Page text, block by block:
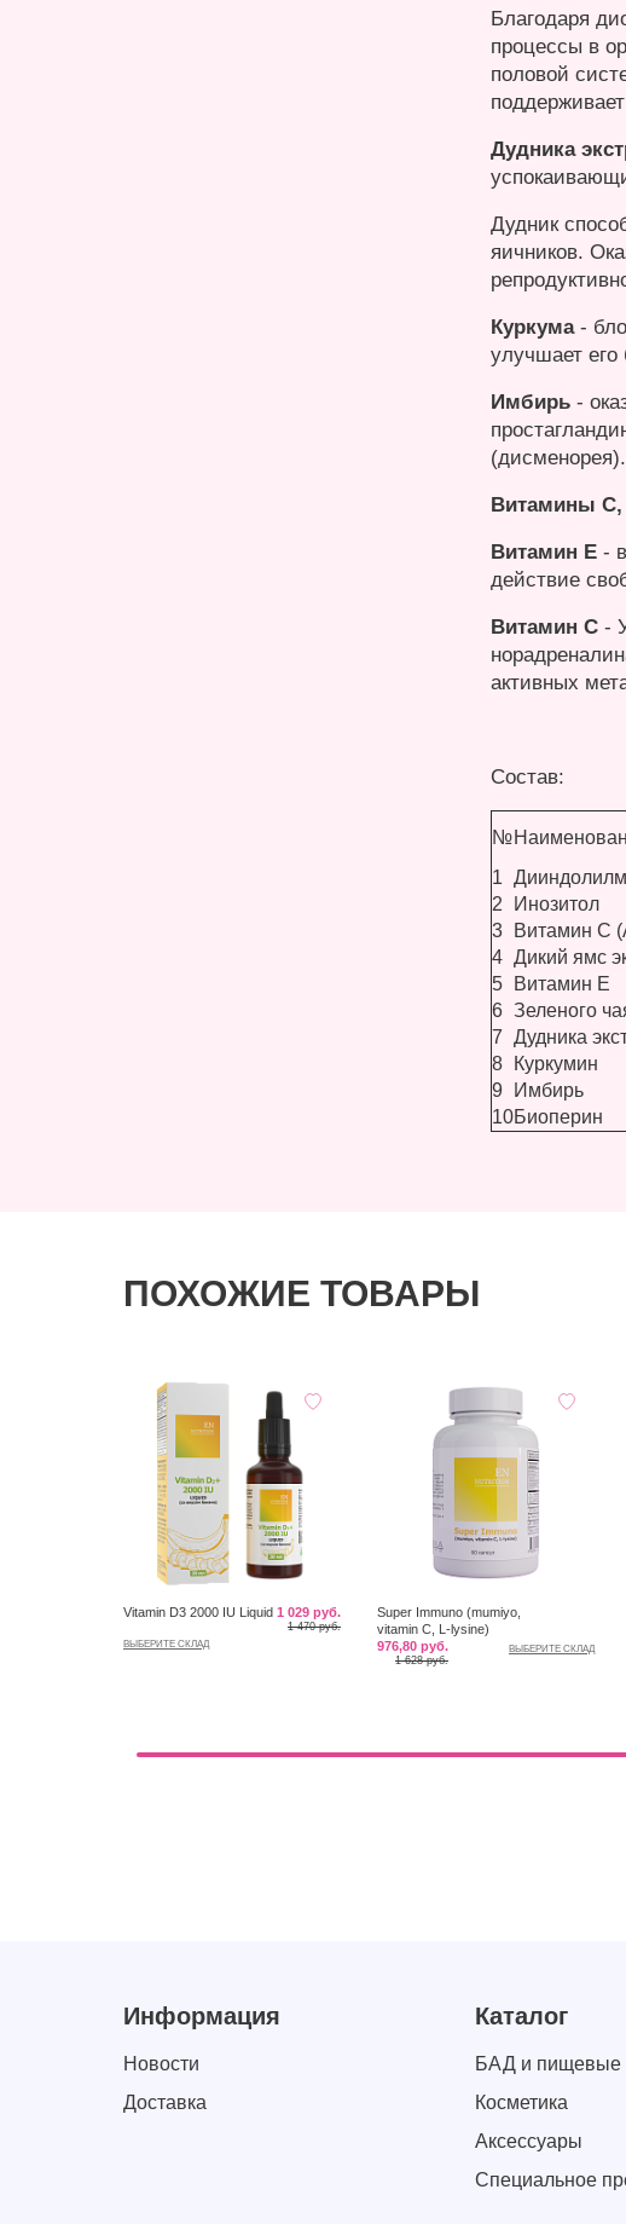
Благодаря
процессы в
половой
Дудника
Дудник
яичников.
Куркума-
улучшает его
Имбирь -
(дисменорея).
Витамины
Витамин Е -
действие
Витамин С -
активных
Состав:
№
1
2
Инозитол
3
Витамин С
4 Дикий ямс
5
Витамин Е
6 Зеленого
7 Дудника
8
Куркумин
9
Имбирь
10Биоперин
ПОХОЖИЕ ТОВАРЫ
Vitamin D3 2000 IU Liquid 1 029 руб.
1 470 руб.
ВЫБЕРИТЕ СКЛАД
Super Immuno (mumiyo,
vitamin C, L-lysine)
976,80 руб.
1 628 руб.
ВЫБЕРИТЕ СКЛАД
Информация
Новости
Доставка
Каталог
БАД и пищевые
Косметика
Аксессуары
Специальное